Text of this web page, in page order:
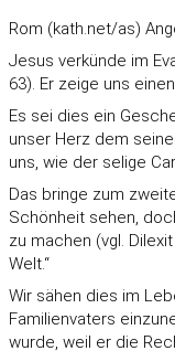
Rom (kath.net/as)
Jesus verkünde im
63). Er zeige uns
Es sei dies ein
unser Herz dem
uns, wie der selige
Das bringe zum
Schönheit sehen,
zu machen (vgl.
Welt.“
Wir sähen dies im
Familienvaters
wurde, weil er die